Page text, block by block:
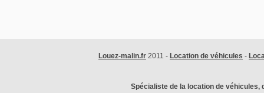
Louez-malin.fr 2011 - Location de véhicules -
Spécialiste de la location de véhicules,